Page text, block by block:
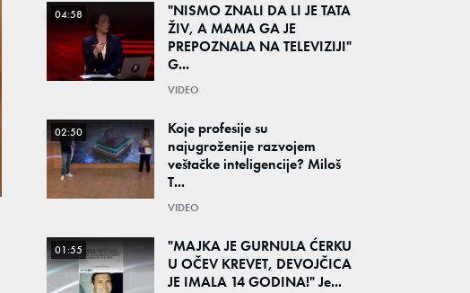
04:58
"NISMO ZNALI DA LI JE TATA
ŽIV, A MAMA GA JE
PREPOZNALA NA TELEVIZIJI"
G...
VIDEO
02:50
Koje profesije su
najugroženije razvojem
veštačke inteligencije? Miloš
T...
VIDEO
01:55
"MAJKA JE GURNULA ĆERKU
U OČEV KREVET, DEVOJČICA
JE IMALA 14 GODINA!" Je...